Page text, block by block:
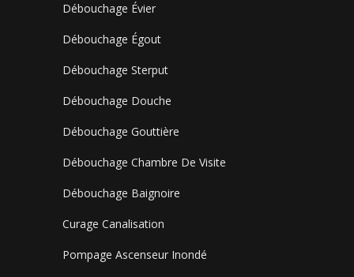
Débouchage Évier
Débouchage Égout
Débouchage Sterput
Débouchage Douche
Débouchage Gouttière
Débouchage Chambre De Visite
Débouchage Baignoire
Curage Canalisation
Pompage Ascenseur Inondé